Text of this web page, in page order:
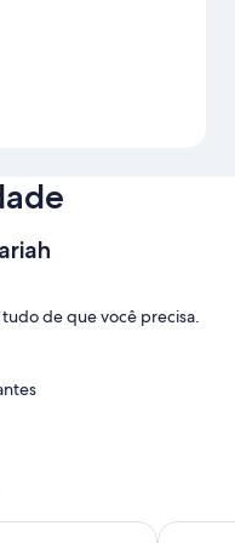
de que você precisa.
Hotel O